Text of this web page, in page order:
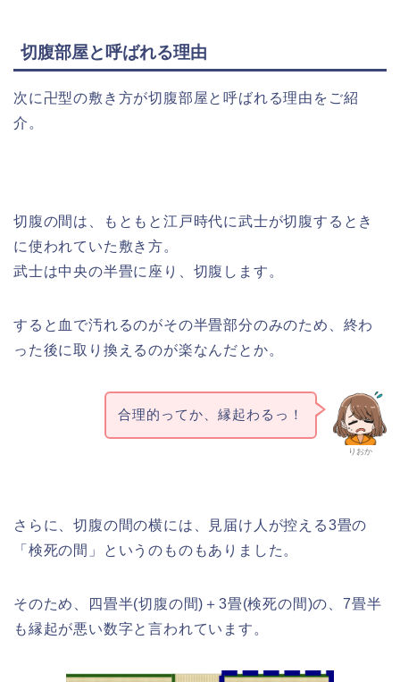
切腹部屋と呼ばれる理由
次に卍型の敷き方が切腹部屋と呼ばれる理由をご紹
介。
切腹の間は、もともと江戸時代に武士が切腹するとき
に使われていた敷き方。
武士は中央の半畳に座り、切腹します。
すると血で汚れるのがその半畳部分のみのため、終わ
った後に取り換えるのが楽なんだとか。
りおか
合理的ってか、縁起わるっ！
さらに、切腹の間の横には、見届け人が控える3畳の
「検死の間」というのものもありました。
そのため、四畳半(切腹の間)＋3畳(検死の間)の、7畳半
も縁起が悪い数字と言われています。